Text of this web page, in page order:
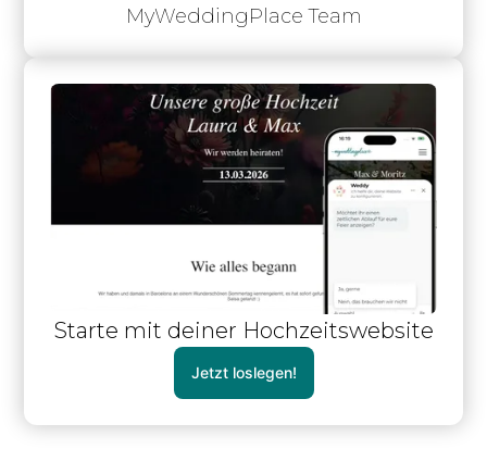
MyWeddingPlace Team
Starte mit deiner Hochzeitswebsite
Jetzt loslegen!